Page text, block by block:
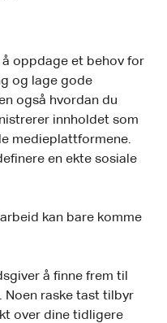
oppdage et behov for
og lage gode
også hvordan du
innholdet som
medieplattformene.
en ekte sosiale
kan bare komme
å finne frem til
Noen raske tast tilbyr
over dine tidligere